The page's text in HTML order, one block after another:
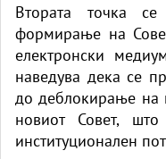
Втората точка
формирање на
електронски
наведува дека се
до деблокирање на
новиот Совет,
институционален